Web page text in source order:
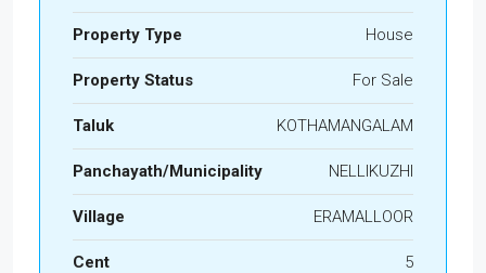
Property Type House
Property Status For Sale
Taluk KOTHAMANGALAM
Panchayath/Municipality NELLIKUZHI
Village ERAMALLOOR
Cent 5